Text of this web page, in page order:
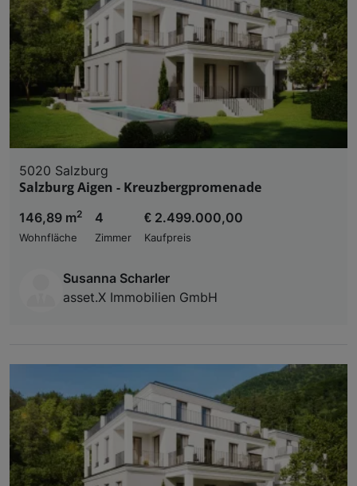
5020 Salzburg
Salzburg Aigen - Kreuzbergpromenade
146,89 m2
Wohnfläche
4
Zimmer
€ 2.499.000,00
Kaufpreis
Susanna Scharler
asset.X Immobilien GmbH